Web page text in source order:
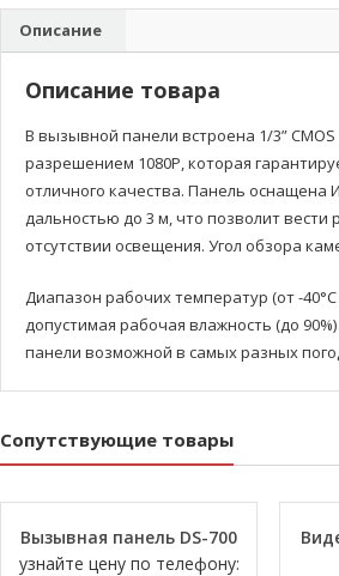
Описание
Описание товара
В вызывной панели встроена 1/3”
разрешением 1080Р, которая
отличного качества. Панель оснащена
дальностью до 3 м, что позволит вести
отсутствии освещения. Угол обзора
Диапазон рабочих температур (от -40°С
допустимая рабочая влажность (до
панели возможной в самых разных
Сопутствующие товары
Вызывная панель DS-700
узнайте цену по телефону: